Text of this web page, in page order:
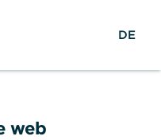
u o
e
DE
web